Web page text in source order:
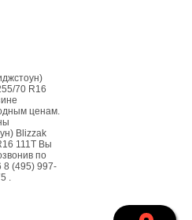
70 R16
ценам.
Blizzak
111T Вы
по
8 (495) 997-
.